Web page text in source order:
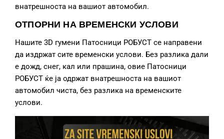
внатрешноста на вашиот автомобил.
ОТПОРНИ НА ВРЕМЕНСКИ УСЛОВИ
Нашите 3D гумени Патосници РОБУСТ се направени
да издржат сите временски услови. Без разлика дали
е дожд, снег, кал или прашина, овие Патосници
РОБУСТ ќе ја одржат внатрешноста на вашиот
автомобил чиста, без разлика на временските
услови.